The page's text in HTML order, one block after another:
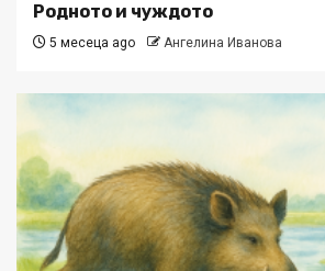
Родното и чуждото
5 месеца ago Ангелина Иванова